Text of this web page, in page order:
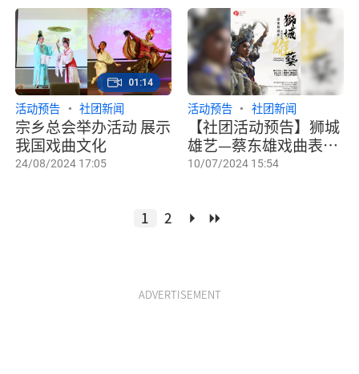
宗乡总会举办活动 展示
我国戏曲文化
活动预告 社团新闻
24/08/2024 17:05
01:14
【社团活动预告】狮城
雄艺—蔡东雄戏曲表演
专场
活动预告 社团新闻
10/07/2024 15:54
1 2
ADVERTISEMENT